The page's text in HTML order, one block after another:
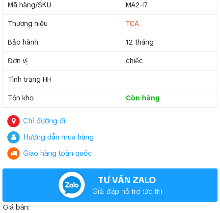
Mã hàng/SKU MA2-I7
Thương hiệu TCA
Bảo hành 12 tháng
Đơn vị chiếc
Tình trạng HH
Tồn kho Còn hàng
Chỉ đường đi
Hướng dẫn mua hàng
Giao hàng toàn quốc
TƯ VẤN ZALO
Giải đáp hỗ trợ tức thì
Giá bán: